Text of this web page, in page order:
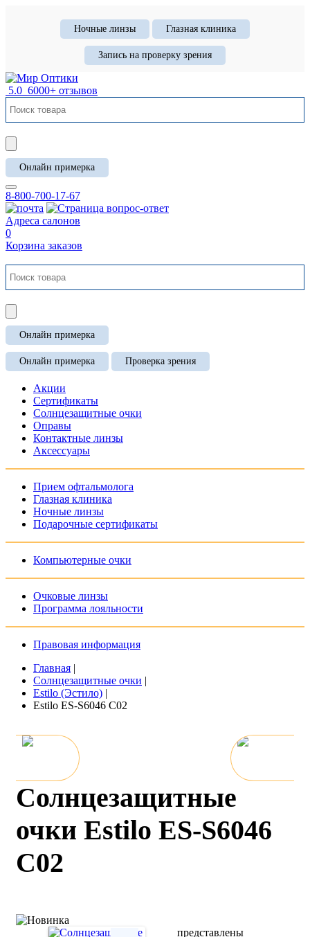
Ночные линзы Глазная клиника
Запись на проверку зрения
5.0 6000+ отзывов
Онлайн примерка
8-800-700-17-67
Адреса салонов
0
Корзина заказов
Онлайн примерка
Онлайн примерка Проверка зрения
Акции
Сертификаты
Солнцезащитные очки
Оправы
Контактные линзы
Аксессуары
Прием офтальмолога
Глазная клиника
Ночные линзы
Подарочные сертификаты
Компьютерные очки
Очковые линзы
Программа лояльности
Правовая информация
Главная |
Солнцезащитные очки |
Estilo (Эстило) |
Estilo ES-S6046 C02
Солнцезащитные
очки Estilo ES-S6046
C02
представлены